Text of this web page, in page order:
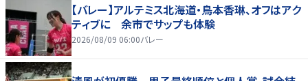
【バレー】アルテミス北海道・鳥本香琳、オフはアク
ティブに 余市でサップも体験
2026/08/09 06:00バレー